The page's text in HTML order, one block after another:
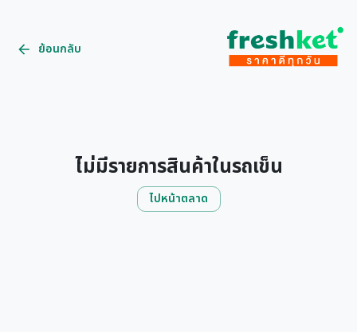
ย้อนกลับ
ไม่มีรายการสินค้าในรถเข็น
ไปหน้าตลาด